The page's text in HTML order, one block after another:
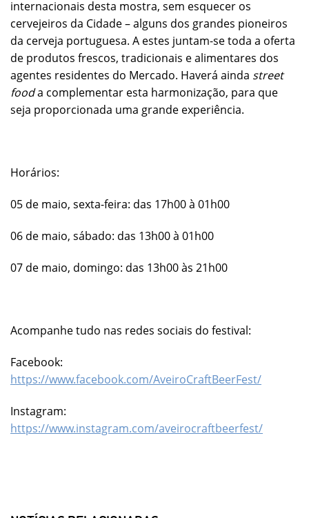
internacionais desta mostra, sem esquecer os
cervejeiros da Cidade – alguns dos grandes pioneiros
da cerveja portuguesa. A estes juntam-se toda a oferta
de produtos frescos, tradicionais e alimentares dos
agentes residentes do Mercado. Haverá ainda street
fooda complementar esta harmonização, para que
seja proporcionada uma grande experiência.
Horários:
05 de maio, sexta-feira: das 17h00 à 01h00
06 de maio, sábado: das 13h00 à 01h00
07 de maio, domingo: das 13h00 às 21h00
Acompanhe tudo nas redes sociais do festival:
Facebook:
https://www.facebook.com/AveiroCraftBeerFest/
Instagram:
https://www.instagram.com/aveirocraftbeerfest/